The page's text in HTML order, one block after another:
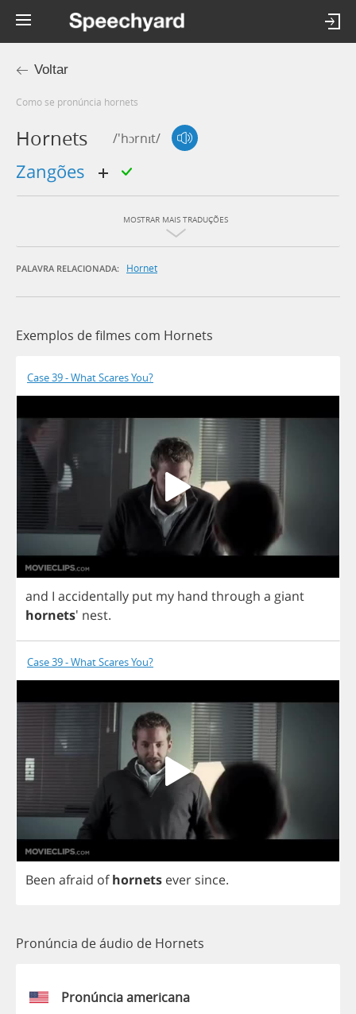
Voltar
Como se pronúncia hornets
Hornets /'hɔrnɪt/
zangões
MOSTRAR MAIS TRADUÇÕES
PALAVRA RELACIONADA: Hornet
Exemplos de filmes com Hornets
Case 39 - What Scares You?
and I accidentally put my hand through a giant
hornets' nest.
Case 39 - What Scares You?
Been afraid of hornets ever since.
Pronúncia de áudio de Hornets
Pronúncia americana